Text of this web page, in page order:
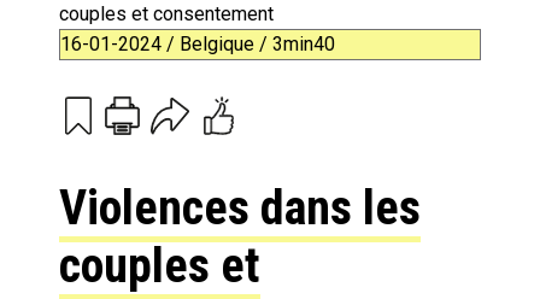
couples et consentement
16-01-2024 / Belgique / 3min40
PrintEmail
Violences dans les
couples et